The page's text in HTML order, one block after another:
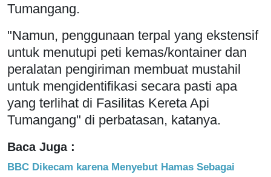
Tumangang.
"Namun, penggunaan terpal yang ekstensif
untuk menutupi peti kemas/kontainer dan
peralatan pengiriman membuat mustahil
untuk mengidentifikasi secara pasti apa
yang terlihat di Fasilitas Kereta Api
Tumangang" di perbatasan, katanya.
Baca Juga :
BBC Dikecam karena Menyebut Hamas Sebagai